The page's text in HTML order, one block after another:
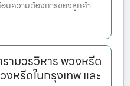
นความต้องการของลูกค้า
ามวรวิหาร พวงหรีด
หรีดในกรุงเทพ และ